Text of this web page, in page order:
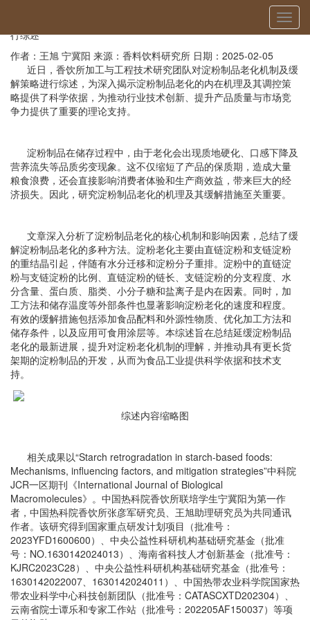
切
换
香饮所加工与工程技术研究团队对淀粉制品老化机制及缓解策略进
行综述
作者：王旭 宁冀阳 来源：香料饮料研究所 日期：2025-02-05
近日，香饮所加工与工程技术研究团队对淀粉制品老化机制及缓
解策略进行综述，为深入揭示淀粉制品老化的内在机理及其调控策
略提供了科学依据，为推动行业技术创新、提升产品质量与市场竞
争力提供了重要的理论支持。
淀粉制品在储存过程中，由于老化会出现质地硬化、口感下降及
营养流失等品质劣变现象。这不仅缩短了产品的保质期，造成大量
粮食浪费，还会直接影响消费者体验和生产商效益，带来巨大的经
济损失。因此，研究淀粉制品老化的机理及其缓解措施至关重要。
文章深入分析了淀粉制品老化的核心机制和影响因素，总结了缓
解淀粉制品老化的多种方法。淀粉老化主要由直链淀粉和支链淀粉
的重结晶引起，伴随有水分迁移和淀粉分子重排。淀粉中的直链淀
粉与支链淀粉的比例、直链淀粉的链长、支链淀粉的分支程度、水
分含量、蛋白质、脂类、小分子糖和盐离子是内在因素。同时，加
工方法和储存温度等外部条件也显著影响淀粉老化的速度和程度。
有效的缓解措施包括添加食品配料和外源性物质、优化加工方法和
储存条件，以及应用可食用涂层等。本综述旨在总结延缓淀粉制品
老化的最新进展，提升对淀粉老化机制的理解，并推动具有更长货
架期的淀粉制品的开发，从而为食品工业提供科学依据和技术支
持。
综述内容缩略图
相关成果以“Starch retrogradation in starch-based foods:
Mechanisms, influencing factors, and mitigation strategies”中科院
JCR一区期刊《International Journal of Biological
Macromolecules》。中国热科院香饮所联培学生宁冀阳为第一作
者，中国热科院香饮所张彦军研究员、王旭助理研究员为共同通讯
作者。该研究得到国家重点研发计划项目（批准号：
2023YFD1600600）、中央公益性科研机构基础研究基金（批准
号：NO.1630142024013）、海南省科技人才创新基金（批准号：
KJRC2023C28）、中央公益性科研机构基础研究基金（批准号：
1630142022007、1630142024011）、中国热带农业科学院国家热
带农业科学中心科技创新团队（批准号：CATASCXTD202304）、
云南省院士谭乐和专家工作站（批准号：202205AF150037）等项